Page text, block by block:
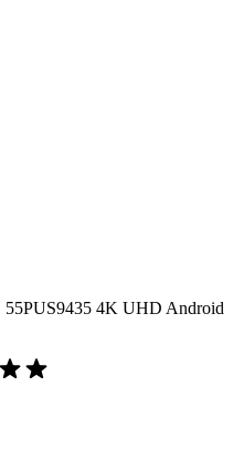
55PUS9435 4K UHD Android